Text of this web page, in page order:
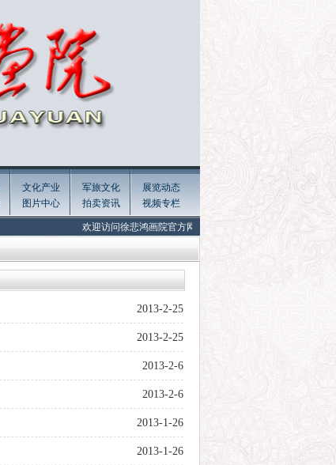
文化产业
图片中心
军旅文化
拍卖资讯
展览动态
视频专栏
欢迎访问徐悲鸿画院官方网站 Welcome to the official website of
2013-2-25
2013-2-25
2013-2-6
2013-2-6
2013-1-26
2013-1-26